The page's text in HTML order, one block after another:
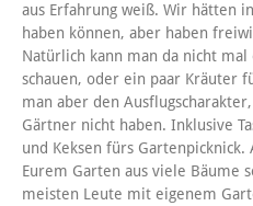
aus Erfahrung weiß. Wir hätten
haben können, aber haben
Natürlich kann man da nicht mal
schauen, oder ein paar Kräuter
man aber den
Gärtner nicht haben. Inklusive
und Keksen fürs
Eurem Garten aus viele Bäume
meisten Leute mit eigenem